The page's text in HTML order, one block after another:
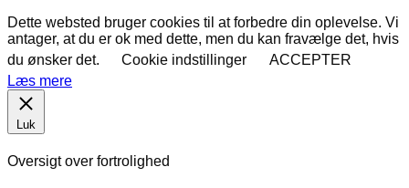
Dette websted bruger cookies til at forbedre din oplevelse. Vi
antager, at du er ok med dette, men du kan fravælge det, hvis
du ønsker det.
Cookie indstillinger
ACCEPTER
Læs mere
Luk
Oversigt over fortrolighed